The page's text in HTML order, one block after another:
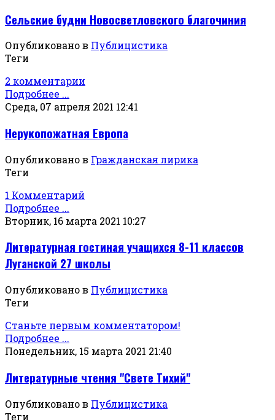
Сельские будни Новосветловского благочиния
Опубликовано в Публицистика
Теги
2 комментарии
Подробнее ...
Среда, 07 апреля 2021 12:41
Нерукопожатная Европа
Опубликовано в Гражданская лирика
Теги
1 Комментарий
Подробнее ...
Вторник, 16 марта 2021 10:27
Литературная гостиная учащихся 8-11 классов
Луганской 27 школы
Опубликовано в Публицистика
Теги
Станьте первым комментатором!
Подробнее ...
Понедельник, 15 марта 2021 21:40
Литературные чтения "Свете Тихий"
Опубликовано в Публицистика
Теги